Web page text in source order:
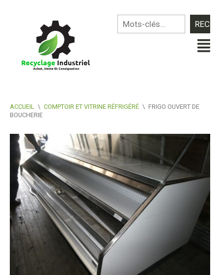
ACCUEIL \ COMPTOIR ET VITRINE RÉFRIGÉRÉ \ FRIGO OUVERT DE
BOUCHERIE